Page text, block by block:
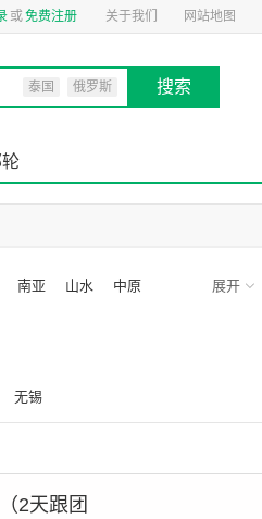
或免费注册 关于我们 网站地图
泰国 俄罗斯 搜索
南亚 山水
中原
无锡
2天跟团